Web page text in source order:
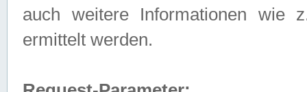
auch weitere Informationen wie
ermittelt werden.